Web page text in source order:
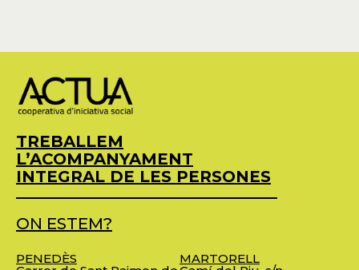
TREBALLEM
L’ACOMPANYAMENT
INTEGRAL DE LES PERSONES
ON ESTEM?
PENEDÈS MARTORELL